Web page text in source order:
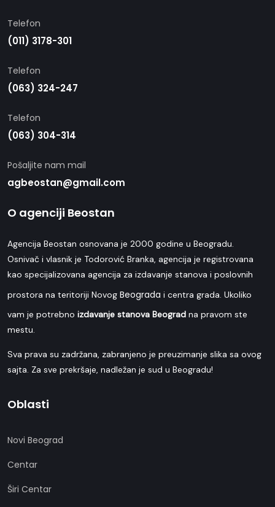
Telefon
(011) 3178-301
Telefon
(063) 324-247
Telefon
(063) 304-314
Pošaljite nam mail
agbeostan@gmail.com
O agenciji Beostan
Agencija Beostan osnovana je 2000 godine u Beogradu.
Osnivač i vlasnik je Todorović Branka, agencija je registrovana
kao specijalizovana agencija za izdavanje stanova i poslovnih
prostora na teritoriji Novog Beograda i centra grada. Ukoliko
vam je potrebno izdavanje stanova Beograd na pravom ste
mestu.
Sva prava su zadržana, zabranjeno je preuzimanje slika sa ovog
sajta. Za sve prekršaje, nadležan je sud u Beogradu!
Oblasti
Novi Beograd
Centar
Širi Centar